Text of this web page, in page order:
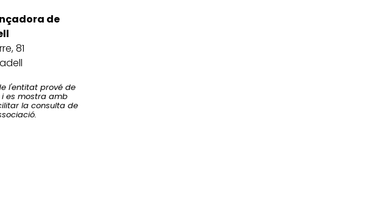
de
81
l'entitat prové de
es mostra amb
la consulta de